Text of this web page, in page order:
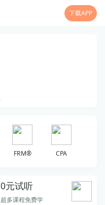
下载APP
FRM® CPA
0元试听
超多课程免费学